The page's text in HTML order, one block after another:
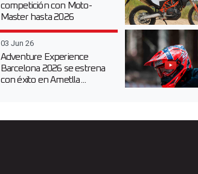
competición con Moto-
Master hasta 2026
03 Jun 26
Adventure Experience
Barcelona 2026 se estrena
con éxito en Ametlla...